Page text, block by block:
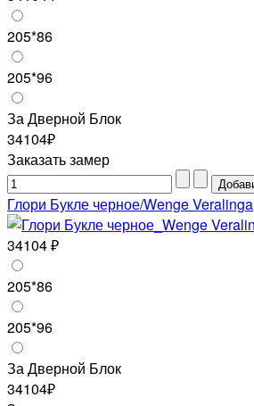
205*86
205*96
За Дверной Блок
34104₽
Заказать замер
Глори Букле черное/Wenge Veralinga
34104 ₽
205*86
205*96
За Дверной Блок
34104₽